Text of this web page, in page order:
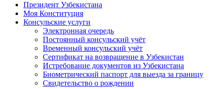
Президент Узбекистана
Моя Конституция
Консульские услуги
Электронная очередь
Постоянный консульский учёт
Временный консульский учёт
Сертификат на возвращение в Узбекистан
Истребование документов из Узбекистана
Биометрический паспорт для выезда за границу
Свидетельство о рождении